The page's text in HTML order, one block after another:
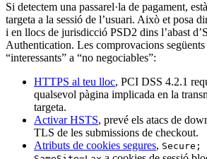
Si detectem una passarel·la de pagament,
targeta a la sessió de l’usuari. Això et posa
i en llocs de jurisdicció PSD2 dins l’abast
Authentication. Les comprovacions següents
“interessants” a “no negociables”:
HTTPS al teu lloc, PCI DSS 4.2.1
qualsevol pàgina implicada en la
targeta.
Activar HSTS, prevé els atacs de
TLS de les submissions de checkout.
Atributs de cookies segures, Secure;